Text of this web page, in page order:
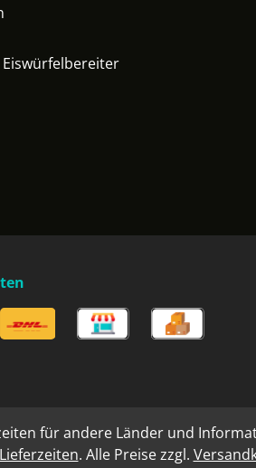
Eiswürfelbereiter
für andere Länder und
. Alle Preise zzgl.